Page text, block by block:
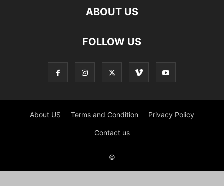
ABOUT US
FOLLOW US
About US Terms and Condition Privacy Policy
Contact us
©